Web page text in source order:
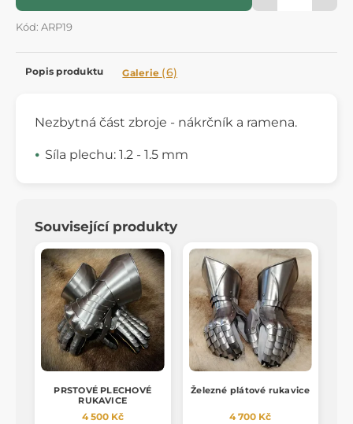
Kód: ARP19
Popis produktu Galerie (6)
Nezbytná část zbroje - nákrčník a ramena.
Síla plechu: 1.2 - 1.5 mm
Související produkty
PRSTOVÉ PLECHOVÉ
RUKAVICE
4 500 Kč
Železné plátové rukavice
4 700 Kč